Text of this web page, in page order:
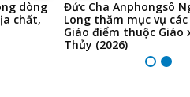
dòng
chất,
Đức Cha Anphongsô
Long thăm mục vụ
Giáo điểm thuộc Giáo
Thủy (2026)